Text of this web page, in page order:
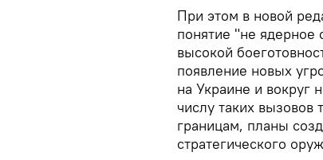
При этом в новой
понятие "не
высокой
появление новых
на Украине и вокруг
числу таких
границам, планы
стратегического